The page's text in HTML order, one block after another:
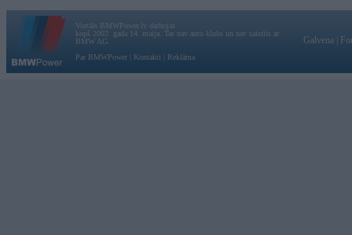
Vortāls BMWPower.lv darbojas
kopš 2002. gada 14. maija. Tas nav auto klubs un nav saistīts ar
BMW AG.
Par BMWPower
Kontakti Reklāma
Galvena